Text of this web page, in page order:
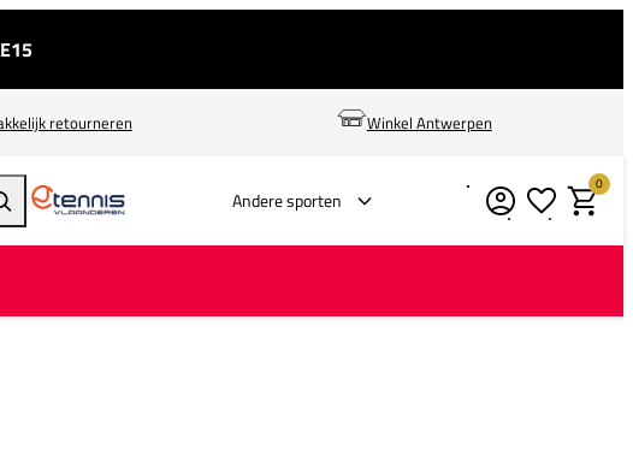
retourneren Winkel Antwerpen
Zoeken Andere sporten Verlanglijstje
0